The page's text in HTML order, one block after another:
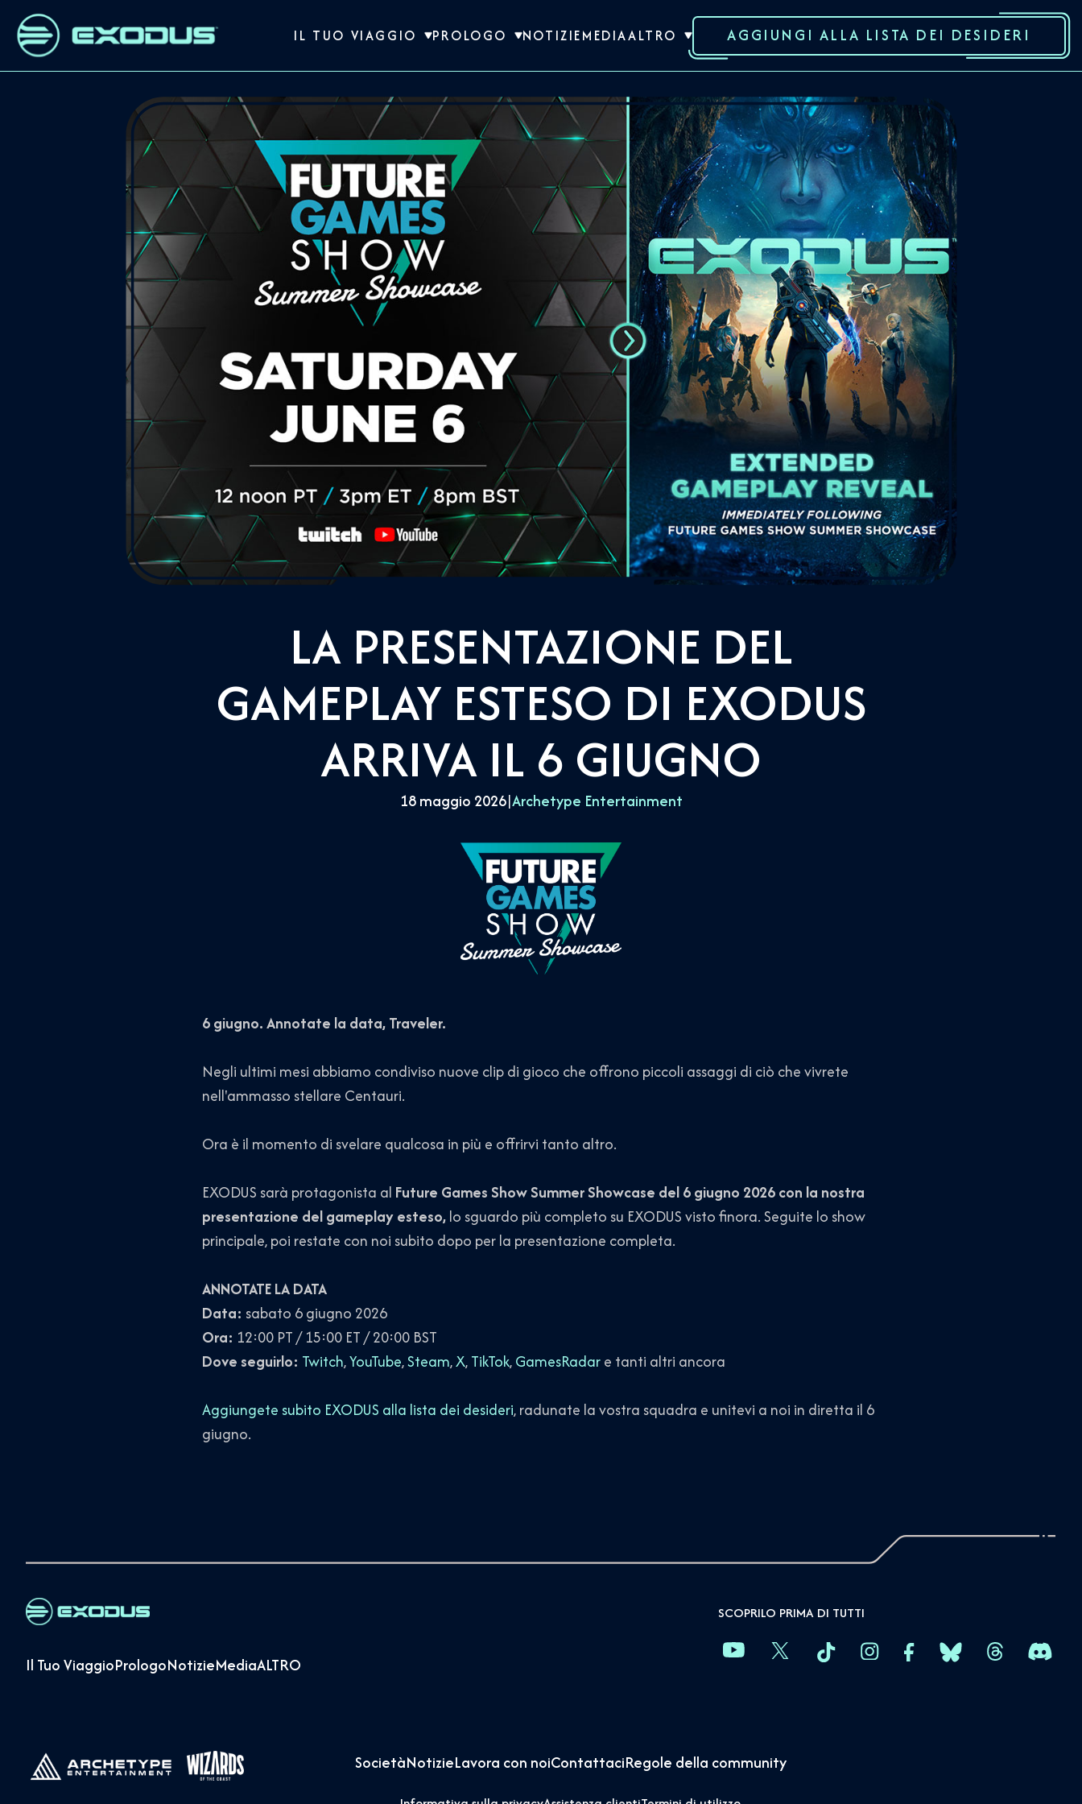
IL TUO VIAGGIO PROLOGO NOTIZIEMEDIAALTRO AGGIUNGI ALLA LISTA DEI DESIDERI
LA PRESENTAZIONE DEL
GAMEPLAY ESTESO DI EXODUS
ARRIVA IL 6 GIUGNO
18 maggio 2026|Archetype Entertainment
6 giugno. Annotate la data, Traveler.
Negli ultimi mesi abbiamo condiviso nuove clip di gioco che offrono piccoli assaggi di ciò che vivrete
nell'ammasso stellare Centauri.
Ora è il momento di svelare qualcosa in più e offrirvi tanto altro.
EXODUS sarà protagonista al Future Games Show Summer Showcase del 6 giugno 2026 con la nostra
presentazione del gameplay esteso,lo sguardo più completo su EXODUS visto finora. Seguite lo show
principale, poi restate con noi subito dopo per la presentazione completa.
ANNOTATE LA DATA
Data: sabato 6 giugno 2026
Ora: 12:00 PT / 15:00 ET / 20:00 BST
Dove seguirlo: Twitch,YouTube,Steam,X,TikTok,GamesRadare tanti altri ancora
Aggiungete subito EXODUS alla lista dei desideri, radunate la vostra squadra e unitevi a noi in diretta il 6
giugno.
Il Tuo ViaggioPrologoNotizieMediaALTRO
SCOPRILO PRIMA DI TUTTI
SocietàNotizieLavora con noiContattaciRegole della community